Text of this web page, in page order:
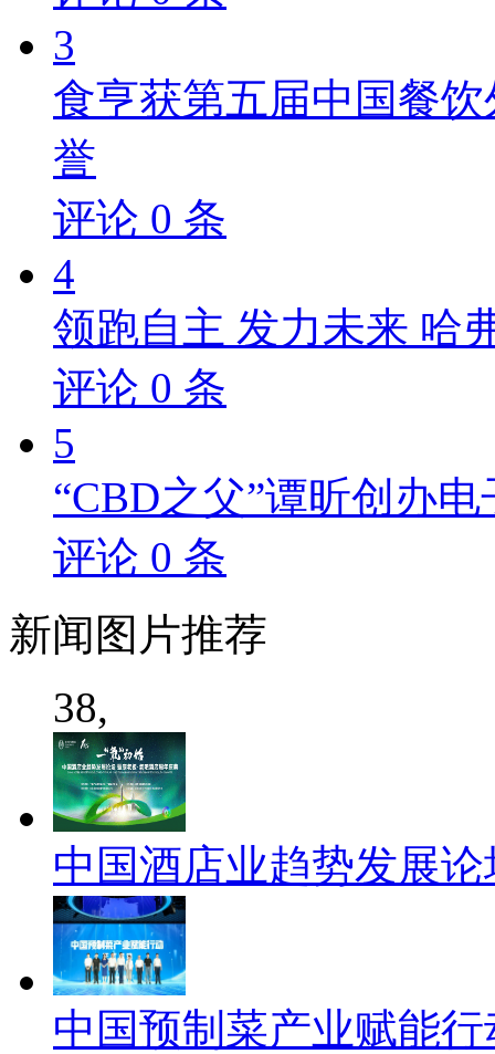
3
食亨获第五届中国餐
誉
评论 0 条
4
领跑自主 发力未来 哈
评论 0 条
5
“CBD之父”谭昕创办
评论 0 条
新闻 图片推荐
38,
中国酒店业趋势发展
中国预制菜产业赋能